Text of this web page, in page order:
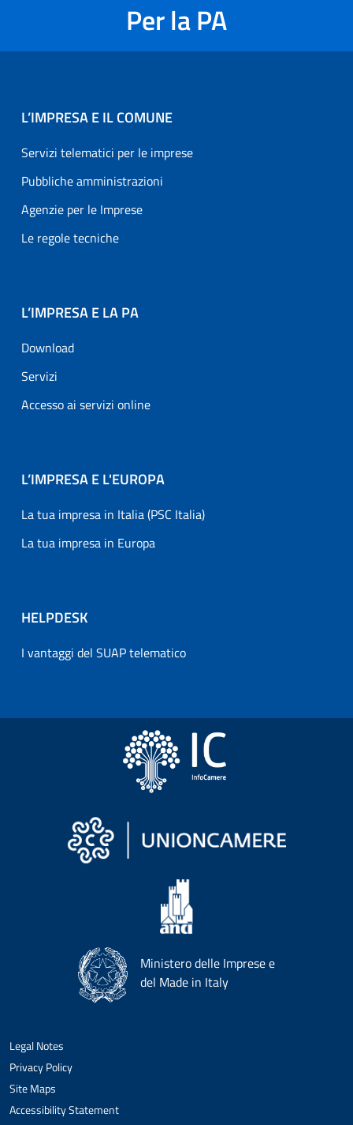
Per la PA
L’IMPRESA E IL COMUNE
Servizi telematici per le imprese
Pubbliche amministrazioni
Agenzie per le Imprese
Le regole tecniche
L’IMPRESA E LA PA
Download
Servizi
Accesso ai servizi online
L’IMPRESA E L'EUROPA
La tua impresa in Italia (PSC Italia)
La tua impresa in Europa
HELPDESK
I vantaggi del SUAP telematico
Ministero delle Imprese e
del Made in Italy
Legal Notes
Privacy Policy
Site Maps
Accessibility Statement